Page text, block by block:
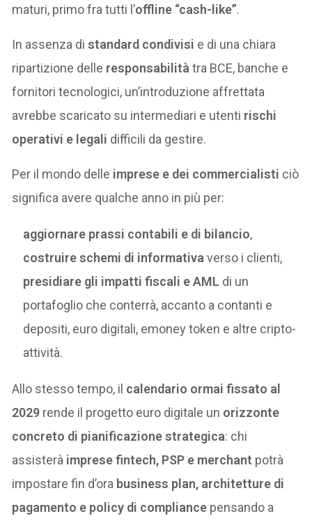
maturi, primo fra tutti l’offline “cash-like”.
In assenza distandard condivisi e di una chiara
ripartizione delle responsabilità tra BCE, banche e
fornitori tecnologici, un’introduzione affrettata
avrebbe scaricato su intermediari e utenti rischi
operativi e legali difficili da gestire.
Per il mondo delle imprese e dei commercialisti ciò
significa avere qualche anno in più per:
aggiornare prassi contabili e di bilancio,
costruire schemi di informativa verso i clienti,
presidiare gli impatti fiscali e AML di un
portafoglio che conterrà, accanto a contanti e
depositi, euro digitali, emoney token e altre cripto-
attività.
Allo stesso tempo, il calendario ormai fissato al
2029 rende il progetto euro digitale un orizzonte
concreto di pianificazione strategica: chi
assisterà imprese fintech, PSP e merchant potrà
impostare fin d’ora business plan, architetture di
pagamento e policy di compliance pensando a